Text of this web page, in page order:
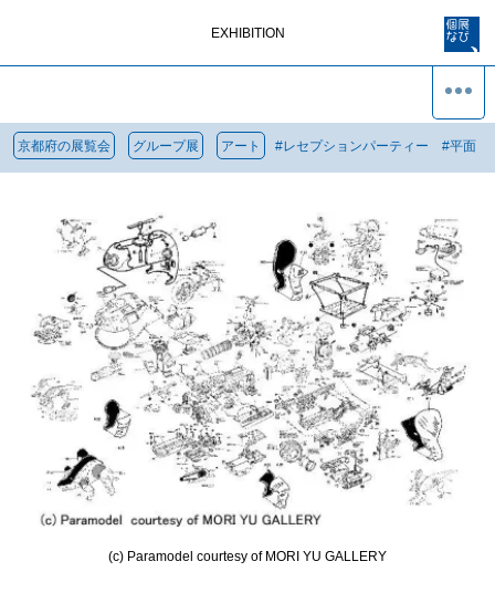
EXHIBITION
京都府の展覧会 グループ展 アート #レセプションパーティー #平面
(c) Paramodel courtesy of MORI YU GALLERY